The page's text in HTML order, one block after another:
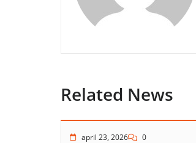
Related News
april 23, 2026 0